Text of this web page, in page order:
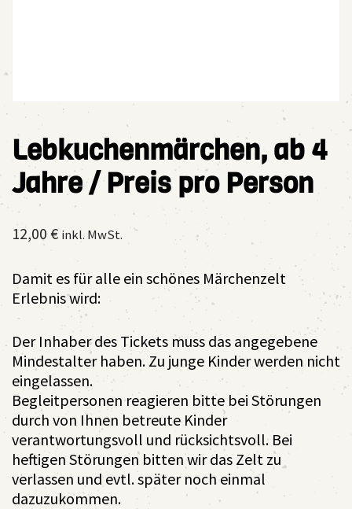
Lebkuchenmärchen, ab 4
Jahre / Preis pro Person
12,00€ inkl. MwSt.
Damit es für alle ein schönes Märchenzelt
Erlebnis wird:
Der Inhaber des Tickets muss das angegebene
Mindestalter haben. Zu junge Kinder werden nicht
eingelassen.
Begleitpersonen reagieren bitte bei Störungen
durch von Ihnen betreute Kinder
verantwortungsvoll und rücksichtsvoll. Bei
heftigen Störungen bitten wir das Zelt zu
verlassen und evtl. später noch einmal
dazuzukommen.